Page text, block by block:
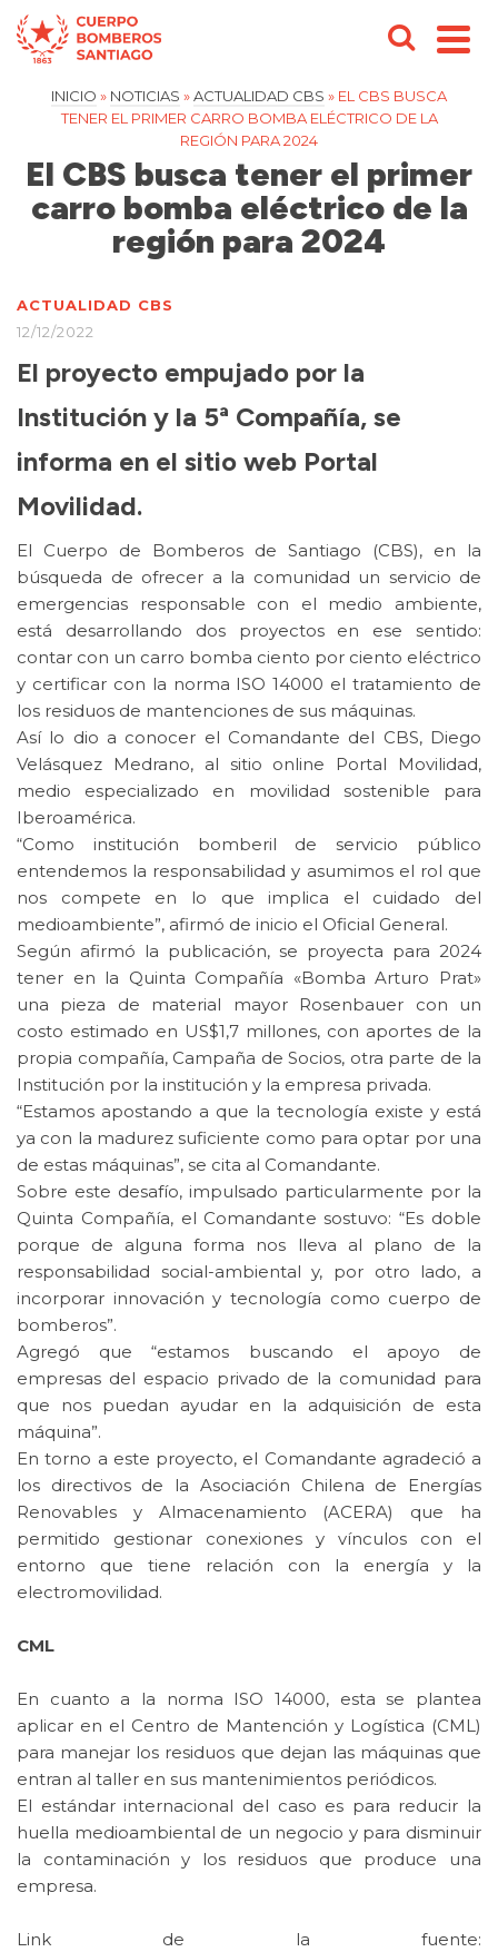
INICIO » NOTICIAS »ACTUALIDAD CBS » EL CBS BUSCA
TENER EL PRIMER CARRO BOMBA ELÉCTRICO DE LA
REGIÓN PARA 2024
El CBS busca tener el primer
carro bomba eléctrico de la
región para 2024
ACTUALIDAD CBS
12/12/2022
El proyecto empujado por la
Institución y la 5ª Compañía, se
informa en el sitio web Portal
Movilidad.
El Cuerpo de Bomberos de Santiago (CBS), en la
búsqueda de ofrecer a la comunidad un servicio de
emergencias responsable con el medio ambiente,
está desarrollando dos proyectos en ese sentido:
contar con un carro bomba ciento por ciento eléctrico
y certificar con la norma ISO 14000 el tratamiento de
los residuos de mantenciones de sus máquinas.
Así lo dio a conocer el Comandante del CBS, Diego
Velásquez Medrano, al sitio online Portal Movilidad,
medio especializado en movilidad sostenible para
Iberoamérica.
“Como institución bomberil de servicio público
entendemos la responsabilidad y asumimos el rol que
nos compete en lo que implica el cuidado del
medioambiente”, afirmó de inicio el Oficial General.
Según afirmó la publicación, se proyecta para 2024
tener en la Quinta Compañía «Bomba Arturo Prat»
una pieza de material mayor Rosenbauer con un
costo estimado en US$1,7 millones, con aportes de la
propia compañía, Campaña de Socios, otra parte de la
Institución por la institución y la empresa privada.
“Estamos apostando a que la tecnología existe y está
ya con la madurez suficiente como para optar por una
de estas máquinas”, se cita al Comandante.
Sobre este desafío, impulsado particularmente por la
Quinta Compañía, el Comandante sostuvo: “Es doble
porque de alguna forma nos lleva al plano de la
responsabilidad social-ambiental y, por otro lado, a
incorporar innovación y tecnología como cuerpo de
bomberos”.
Agregó que “estamos buscando el apoyo de
empresas del espacio privado de la comunidad para
que nos puedan ayudar en la adquisición de esta
máquina”.
En torno a este proyecto, el Comandante agradeció a
los directivos de la Asociación Chilena de Energías
Renovables y Almacenamiento (ACERA) que ha
permitido gestionar conexiones y vínculos con el
entorno que tiene relación con la energía y la
electromovilidad.
CML
En cuanto a la norma ISO 14000, esta se plantea
aplicar en el Centro de Mantención y Logística (CML)
para manejar los residuos que dejan las máquinas que
entran al taller en sus mantenimientos periódicos.
El estándar internacional del caso es para reducir la
huella medioambiental de un negocio y para disminuir
la contaminación y los residuos que produce una
empresa.
Link de la fuente: